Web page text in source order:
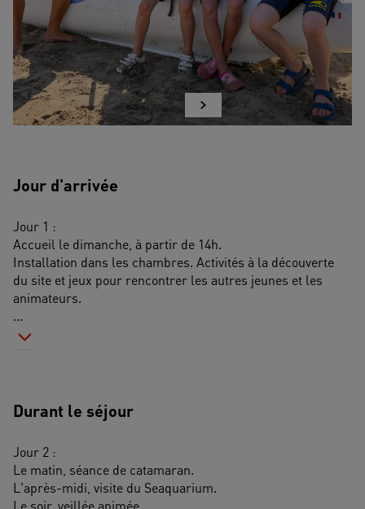
Jour d'arrivée
Jour 1 :
Accueil le dimanche, à partir de 14h.
Installation dans les chambres. Activités à la découverte
du site et jeux pour rencontrer les autres jeunes et les
animateurs.
...
Durant le séjour
Jour 2 :
Le matin, séance de catamaran.
L'après-midi, visite du Seaquarium.